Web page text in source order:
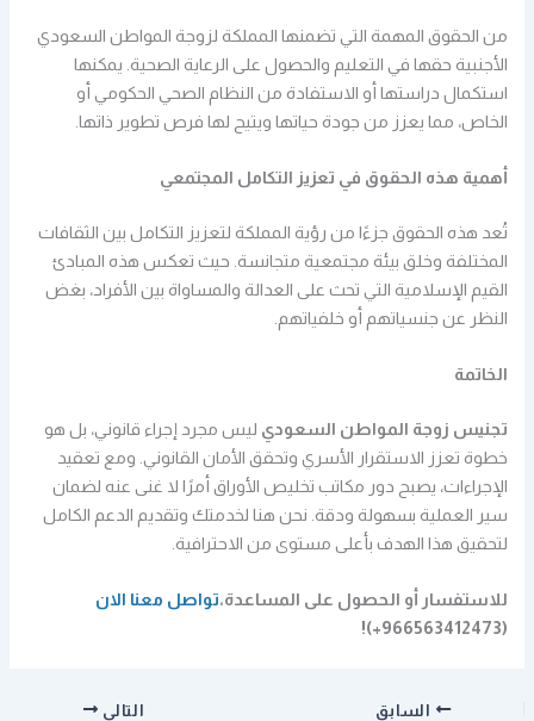
من الحقوق المهمة التي تضمنها المملكة لزوجة المواطن السعودي
الأجنبية حقها في التعليم والحصول على الرعاية الصحية. يمكنها
استكمال دراستها أو الاستفادة من النظام الصحي الحكومي أو
الخاص، مما يعزز من جودة حياتها ويتيح لها فرص تطوير ذاتها.
أهمية هذه الحقوق في تعزيز التكامل المجتمعي
تُعد هذه الحقوق جزءًا من رؤية المملكة لتعزيز التكامل بين الثقافات
المختلفة وخلق بيئة مجتمعية متجانسة. حيث تعكس هذه المبادئ
القيم الإسلامية التي تحث على العدالة والمساواة بين الأفراد، بغض
النظر عن جنسياتهم أو خلفياتهم.
الخاتمة
تجنيس زوجة المواطن السعودي ليس مجرد إجراء قانوني، بل هو
خطوة تعزز الاستقرار الأسري وتحقق الأمان القانوني. ومع تعقيد
الإجراءات، يصبح دور مكاتب تخليص الأوراق أمرًا لا غنى عنه لضمان
سير العملية بسهولة ودقة. نحن هنا لخدمتك وتقديم الدعم الكامل
لتحقيق هذا الهدف بأعلى مستوى من الاحترافية.
للاستفسار أو الحصول على المساعدة،تواصل معنا الان
(966563412473+)!
السابق التالي